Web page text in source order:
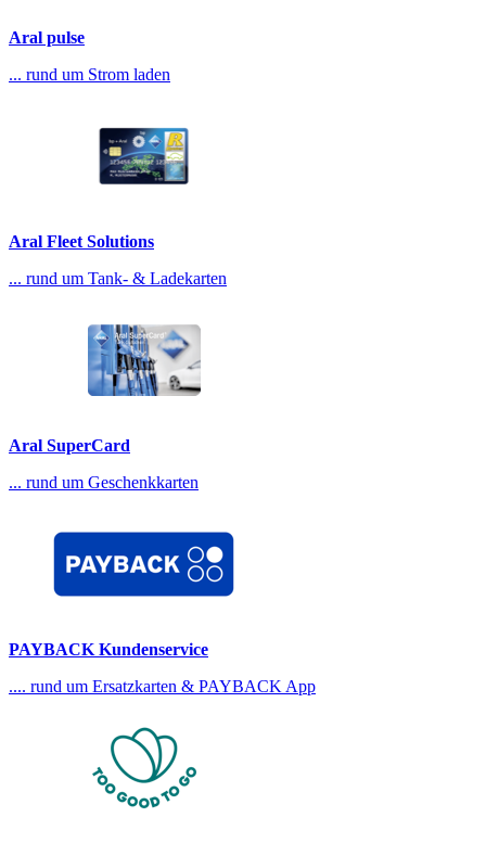
Aral pulse
... rund um Strom laden
Aral Fleet Solutions
... rund um Tank- & Ladekarten
Aral SuperCard
... rund um Geschenkkarten
PAYBACK Kundenservice
.... rund um Ersatzkarten & PAYBACK App